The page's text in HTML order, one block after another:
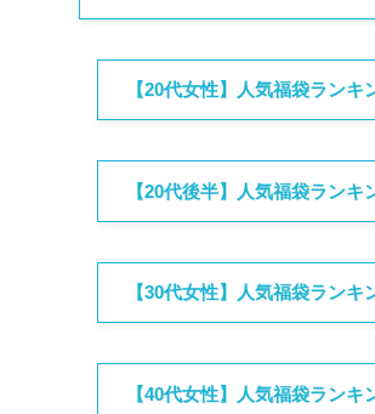
【20代女性】人気福袋ランキ
【20代後半】人気福袋ランキ
【30代女性】人気福袋ランキ
【40代女性】人気福袋ランキ